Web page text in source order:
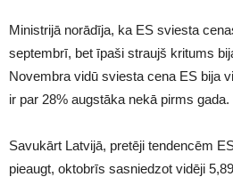
Ministrijā norādīja, ka ES sviesta
septembrī, bet īpaši straujš kritums
Novembra vidū sviesta cena ES bija
ir par 28% augstāka nekā pirms gada.
Savukārt Latvijā, pretēji tendencēm
pieaugt, oktobrīs sasniedzot vidēji